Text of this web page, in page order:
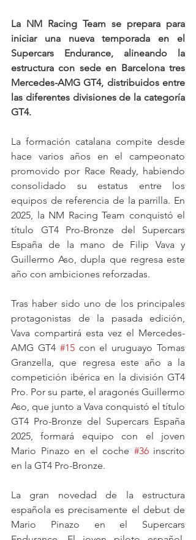
La NM Racing Team se prepara para
iniciar una nueva temporada en el
Supercars Endurance, alineando la
estructura con sede en Barcelona tres
Mercedes-AMG GT4, distribuidos entre
las diferentes divisiones de la categoría
GT4.
La formación catalana compite desde
hace varios años en el campeonato
promovido por Race Ready, habiendo
consolidado su estatus entre los
equipos de referencia de la parrilla. En
2025, la NM Racing Team conquistó el
título GT4 Pro-Bronze del Supercars
España de la mano de Filip Vava y
Guillermo Aso, dupla que regresa este
año con ambiciones reforzadas.
Tras haber sido uno de los principales
protagonistas de la pasada edición,
Vava compartirá esta vez el Mercedes-
AMG GT4 #15 con el uruguayo Tomas
Granzella, que regresa este año a la
competición ibérica en la división GT4
Pro. Por su parte, el aragonés Guillermo
Aso, que junto a Vava conquistó el título
GT4 Pro-Bronze del Supercars España
2025, formará equipo con el joven
Mario Pinazo en el coche #36 inscrito
en la GT4 Pro-Bronze.
La gran novedad de la estructura
española es precisamente el debut de
Mario Pinazo en el Supercars